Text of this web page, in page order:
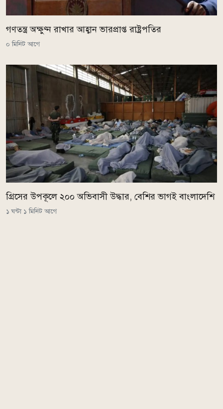
গণতন্ত্র অক্ষুণ্ন রাখার আহ্বান ভারপ্রাপ্ত রাষ্ট্রপতির
০ মিনিট আগে
গ্রিসের উপকূলে ২০০ অভিবাসী উদ্ধার, বেশির ভাগই বাংলাদেশি
১ ঘন্টা ১ মিনিট আগে